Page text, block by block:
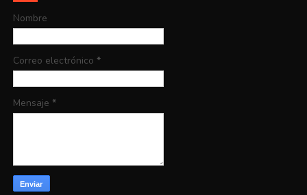
Nombre
Correo electrónico *
Mensaje *